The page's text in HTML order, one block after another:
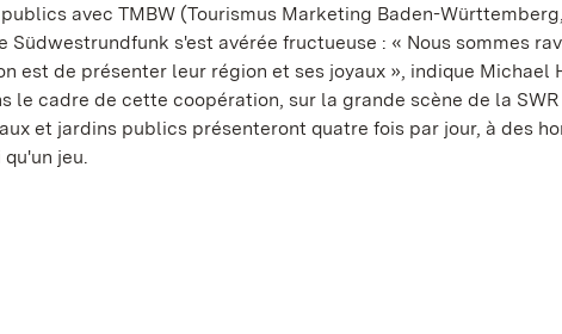
avec TMBW (Tourismus Marketing Baden-
s'est avérée fructueuse : « Nous sommes
est de présenter leur région et ses joyaux », indique Michael
le cadre de cette coopération, sur la grande scène de la
et jardins publics présenteront quatre fois par jour, à des
jeu.